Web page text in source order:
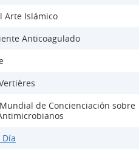
Arte Islámico
Anticoagulado
de Concienciación sobre